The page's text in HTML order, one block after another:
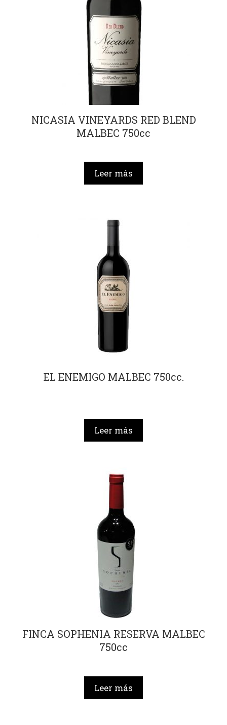
NICASIA VINEYARDS RED BLEND
MALBEC 750cc
Leer más
EL ENEMIGO MALBEC 750cc.
Leer más
FINCA SOPHENIA RESERVA MALBEC
750cc
Leer más